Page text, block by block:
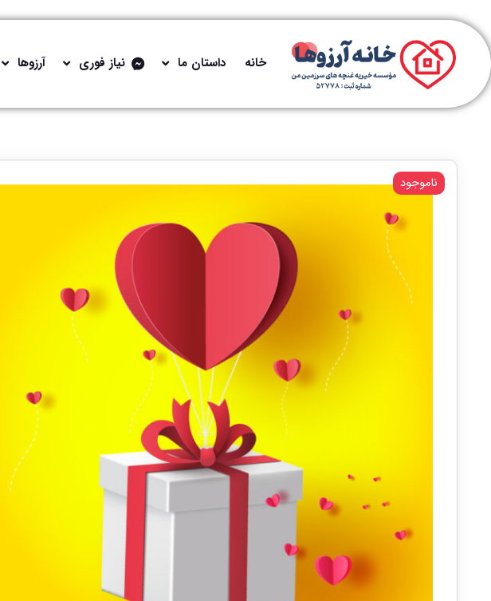
خانه داستان ما نیاز فوری آرزوها
ناموجود